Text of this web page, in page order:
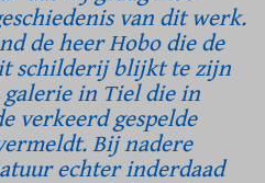
van dit werk.
de heer Hobo die de
schilderij blijkt te zijn
galerie in Tiel die in
verkeerd gespelde
Bij nadere
echter inderdaad